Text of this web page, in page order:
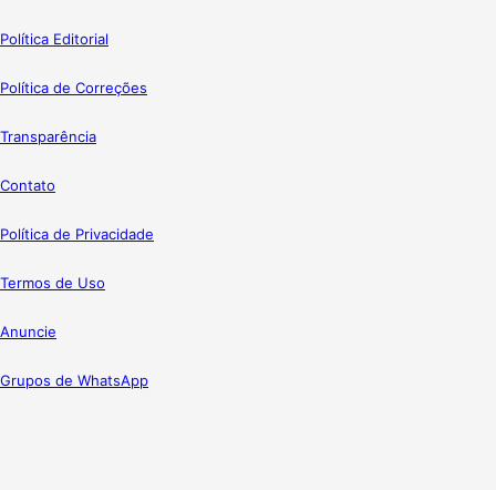
Política Editorial
Política de Correções
Transparência
Contato
Política de Privacidade
Termos de Uso
Anuncie
Grupos de WhatsApp